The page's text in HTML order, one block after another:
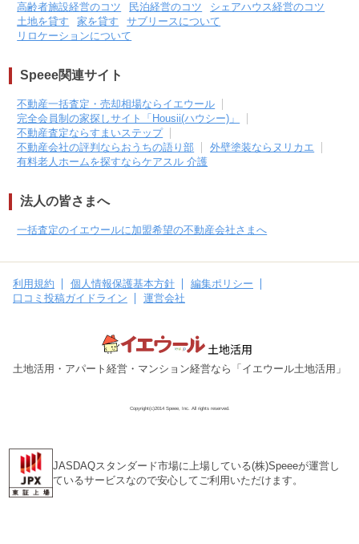
高齢者施設経営のコツ
民泊経営のコツ
シェアハウス経営のコツ
土地を貸す
家を貸す
サブリースについて
リロケーションについて
Speee関連サイト
不動産一括査定・売却相場ならイエウール
完全会員制の家探しサイト「Housii(ハウシー)」
不動産査定ならすまいステップ
不動産会社の評判ならおうちの語り部
外壁塗装ならヌリカエ
有料老人ホームを探すならケアスル 介護
法人の皆さまへ
一括査定のイエウールに加盟希望の不動産会社さまへ
土地活用・アパート経営・マンション経営なら「イエウール土地活用」
利用規約 個人情報保護基本方針
編集ポリシー
口コミ投稿ガイドライン
運営会社
Copyright(c)2014 Speee, Inc. All rights reserved.
JASDAQスタンダード市場に上場している(株)Speeeが運営し
ているサービスなので安心してご利用いただけます。